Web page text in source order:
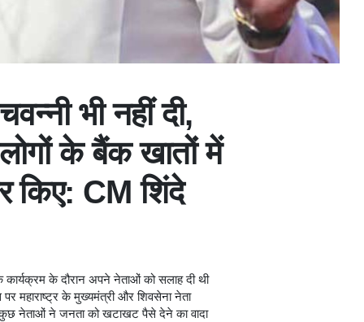
भी नहीं दी,
के बैंक खातों में
किए: CM शिंदे
के दौरान अपने नेताओं को सलाह दी थी
महाराष्ट्र के मुख्यमंत्री और शिवसेना नेता
कुछ नेताओं ने जनता को खटाखट पैसे देने का वादा